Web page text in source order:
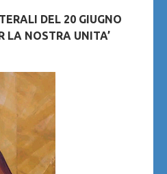
DEL 20 GIUGNO
LA NOSTRA UNITA’